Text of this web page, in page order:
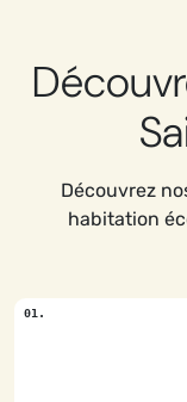
Découvrez
habitation